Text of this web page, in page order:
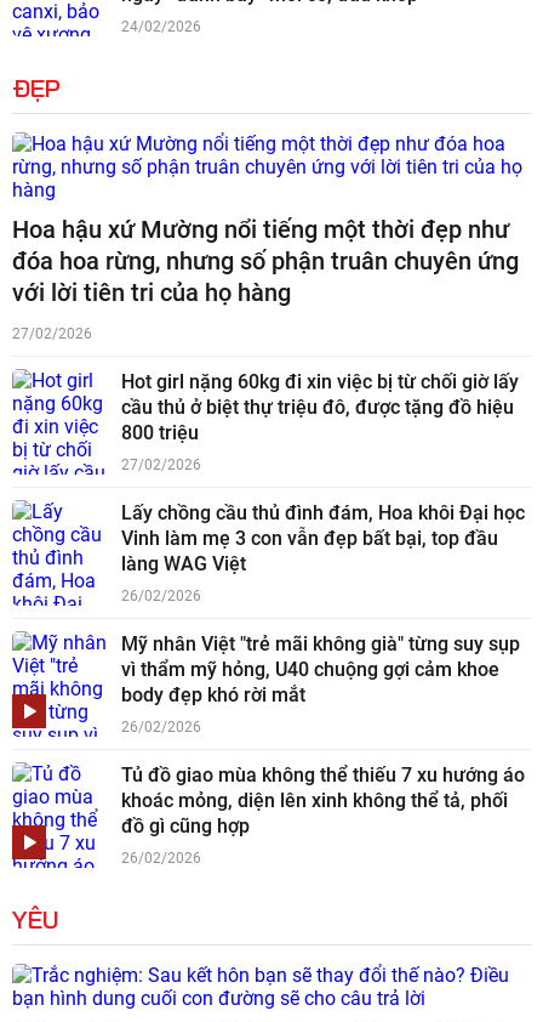
24/02/2026
ĐẸP
Hoa hậu xứ Mường nổi tiếng một thời đẹp như
đóa hoa rừng, nhưng số phận truân chuyên ứng
với lời tiên tri của họ hàng
27/02/2026
Hot girl nặng 60kg đi xin việc bị từ chối giờ lấy
cầu thủ ở biệt thự triệu đô, được tặng đồ hiệu
800 triệu
27/02/2026
Lấy chồng cầu thủ đình đám, Hoa khôi Đại học
Vinh làm mẹ 3 con vẫn đẹp bất bại, top đầu
làng WAG Việt
26/02/2026
Mỹ nhân Việt "trẻ mãi không già" từng suy sụp
vì thẩm mỹ hỏng, U40 chuộng gợi cảm khoe
body đẹp khó rời mắt
26/02/2026
Tủ đồ giao mùa không thể thiếu 7 xu hướng áo
khoác mỏng, diện lên xinh không thể tả, phối
đồ gì cũng hợp
26/02/2026
YÊU